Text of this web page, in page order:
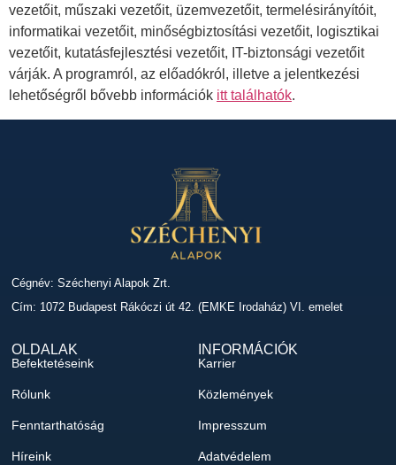
vezetőit, műszaki vezetőit, üzemvezetőit, termelésirányítóit,
informatikai vezetőit, minőségbiztosítási vezetőit, logisztikai
vezetőit, kutatásfejlesztési vezetőit, IT-biztonsági vezetőit
várják. A programról, az előadókról, illetve a jelentkezési
lehetőségről bővebb információk itt találhatók.
Cégnév: Széchenyi Alapok Zrt.
Cím: 1072 Budapest Rákóczi út 42. (EMKE Irodaház) VI. emelet
OLDALAK
Befektetéseink
Rólunk
Fenntarthatóság
Híreink
INFORMÁCIÓK
Karrier
Közlemények
Impresszum
Adatvédelem